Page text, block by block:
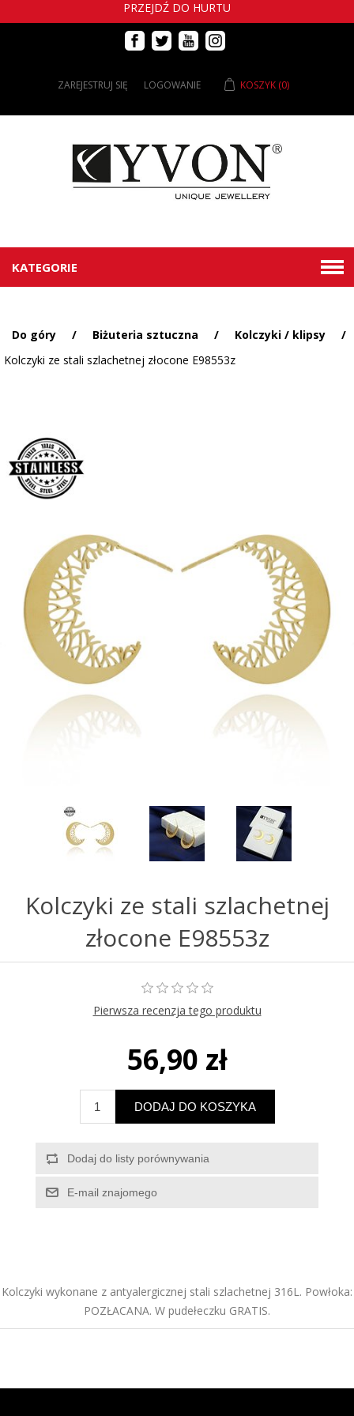
PRZEJDŹ DO HURTU
ZAREJESTRUJ SIĘ LOGOWANIE KOSZYK (0)
KATEGORIE
Do góry / Biżuteria sztuczna / Kolczyki / klipsy
/
Kolczyki ze stali szlachetnej złocone E98553z
Kolczyki ze stali szlachetnej
złocone E98553z
Pierwsza recenzja tego produktu
56,90 zł
Kolczyki wykonane z antyalergicznej stali szlachetnej 316L. Powłoka:
POZŁACANA. W pudełeczku GRATIS.